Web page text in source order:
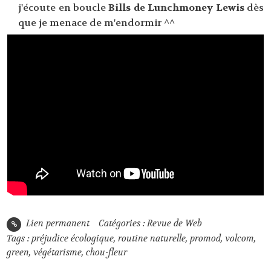
j'écoute en boucleBills de Lunchmoney Lewisdès
que je menace de m'endormir ^^
Lien permanent Catégories :Revue de Web
Tags :préjudice écologique,routine naturelle,promod,volcom,
green,végétarisme,chou-fleur